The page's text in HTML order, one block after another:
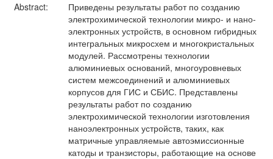
Abstract:
Приведены результаты работ по созданию
электрохимической технологии микро- и нано-
электронных устройств, в основном гибридных
интегральных микросхем и многокристальных
модулей. Рассмотрены технологии
алюминиевых оснований, многоуровневых
систем межсоединений и алюминиевых
корпусов для ГИС и СБИС. Представлены
результаты работ по созданию
электрохимической технологии изготовления
наноэлектронных устройств, таких, как
матричные управляемые автоэмиссионные
катоды и транзисторы, работающие на основе